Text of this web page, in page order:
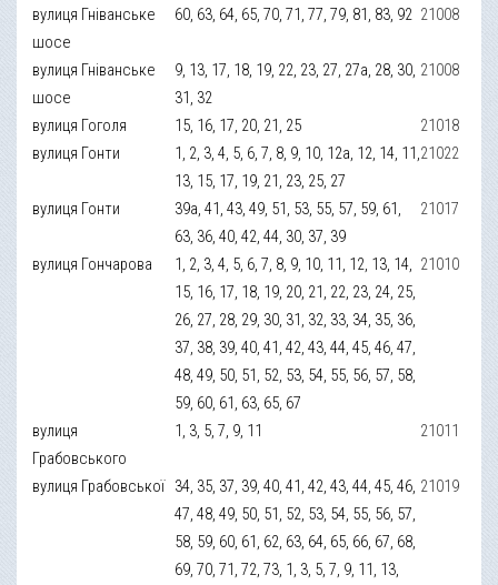
вулиця Гніванське
шосе
60, 63, 64, 65, 70, 71, 77, 79, 81, 83, 92 21008
вулиця Гніванське
шосе
9, 13, 17, 18, 19, 22, 23, 27, 27а, 28, 30,
31, 32
21008
вулиця Гоголя 15, 16, 17, 20, 21, 25
21018
вулиця Гонти
1, 2, 3, 4, 5, 6, 7, 8, 9, 10, 12а, 12, 14, 11,
13, 15, 17, 19, 21, 23, 25, 27
21022
вулиця Гонти
39а, 41, 43, 49, 51, 53, 55, 57, 59, 61,
63, 36, 40, 42, 44, 30, 37, 39
21017
вулиця Гончарова
1, 2, 3, 4, 5, 6, 7, 8, 9, 10, 11, 12, 13, 14,
15, 16, 17, 18, 19, 20, 21, 22, 23, 24, 25,
26, 27, 28, 29, 30, 31, 32, 33, 34, 35, 36,
37, 38, 39, 40, 41, 42, 43, 44, 45, 46, 47,
48, 49, 50, 51, 52, 53, 54, 55, 56, 57, 58,
59, 60, 61, 63, 65, 67
21010
вулиця
Грабовського
1, 3, 5, 7, 9, 11 21011
вулиця Грабовської 34, 35, 37, 39, 40, 41, 42, 43, 44, 45, 46,
47, 48, 49, 50, 51, 52, 53, 54, 55, 56, 57,
58, 59, 60, 61, 62, 63, 64, 65, 66, 67, 68,
69, 70, 71, 72, 73, 1, 3, 5, 7, 9, 11, 13,
21019